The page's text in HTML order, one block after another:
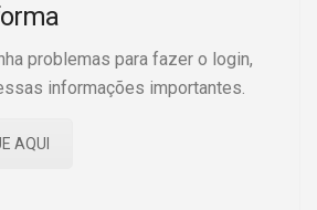
problemas para fazer o login,
informações importantes.
AQUI